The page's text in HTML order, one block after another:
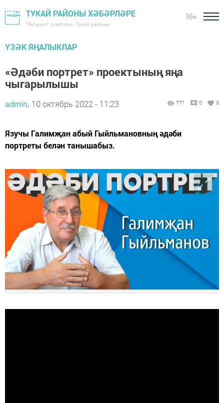
ТУКАЙ РАЙОНЫ ХӘБӘРЛӘРЕ
"Якты юл" газетасы - Тукай районы
16+
ҮЗӘК ЯҢАЛЫКЛАР
«Әдәби портрет» проектының яңа
чыгарылышы
admin, 10 октябрь 2022 - 11:23 771 0 0
Язучы Галимҗан абый Гыйльмановның әдәби
портреты белән танышабыз.